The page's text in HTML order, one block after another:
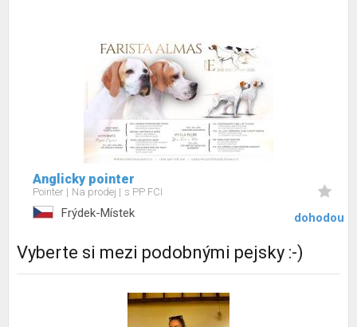
Anglicky pointer
Pointer Na prodej s PP FCI
Frýdek-Místek dohodou
Vyberte si mezi podobnými pejsky :-)